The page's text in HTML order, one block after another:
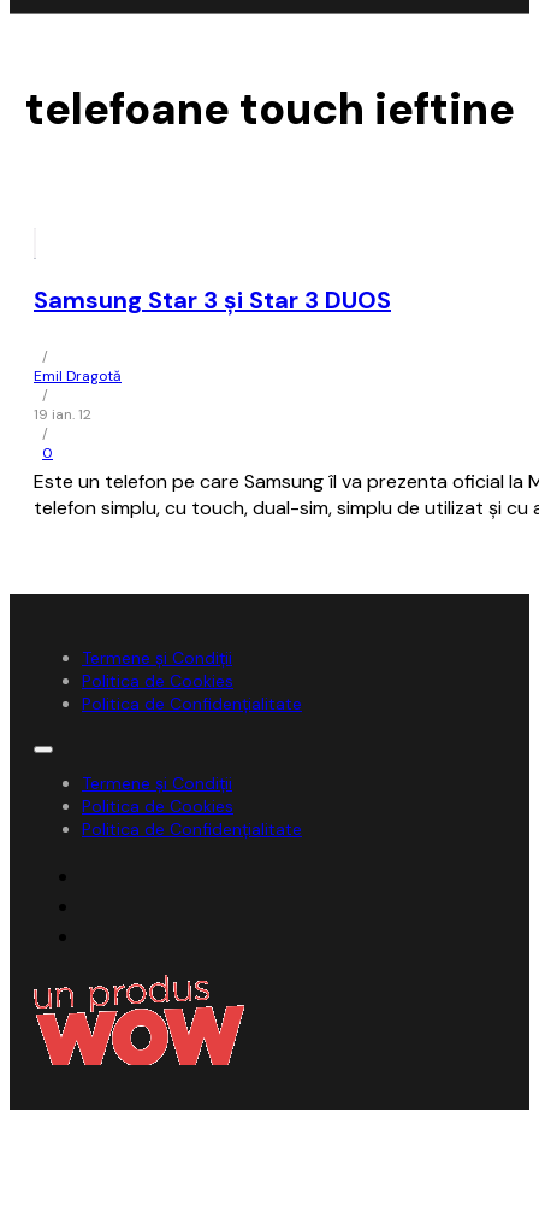
telefoane touch ieftine
Samsung Star 3 și Star 3 DUOS
/
Emil Dragotă
/
19 ian. 12
/
0
Este un telefon pe care Samsung îl va prezenta oficial
telefon simplu, cu touch, dual-sim, simplu de utilizat și cu
Termene și Condiții
Politica de Cookies
Politica de Confidențialitate
Termene și Condiții
Politica de Cookies
Politica de Confidențialitate